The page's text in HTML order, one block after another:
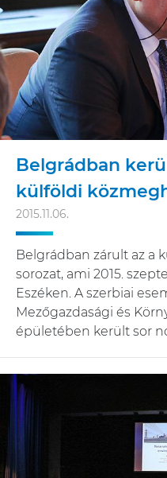
Belgrádban
külföldi
2015.11.06.
Belgrádban zárult az a
sorozat, ami 2015.
Eszéken. A szerbiai
Mezőgazdasági és
épületében került sor